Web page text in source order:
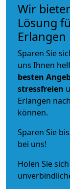
Wir
Lösung
Sparen Sie
uns Ihnen
besten
stressfreien
Erlangen
können.
Sparen Sie
bei uns!
Holen Sie